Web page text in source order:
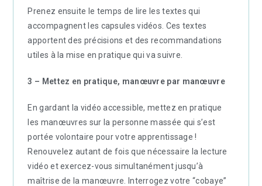
Prenez ensuite le temps de lire les textes qui
accompagnent les capsules vidéos. Ces textes
apportent des précisions et des recommandations
utiles à la mise en pratique qui va suivre.
3 – Mettez en pratique, manœuvre par manœuvre
En gardant la vidéo accessible, mettez en pratique
les manœuvres sur la personne massée qui s’est
portée volontaire pour votre apprentissage !
Renouvelez autant de fois que nécessaire la lecture
vidéo et exercez-vous simultanément jusqu’à
maîtrise de la manœuvre. Interrogez votre “cobaye”